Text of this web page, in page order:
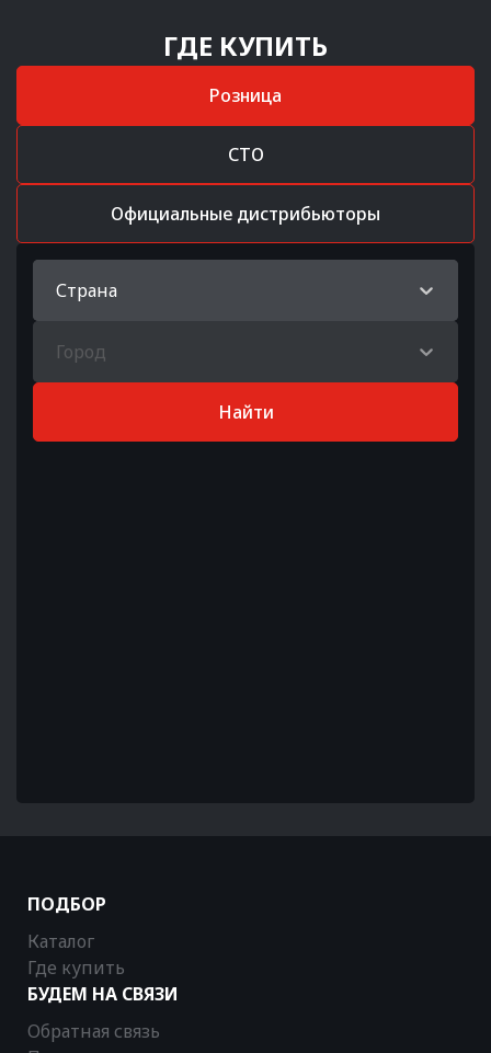
ГДЕ КУПИТЬ
Розница
СТО
Официальные дистрибьюторы
Страна
Город
Найти
ПОДБОР
Каталог
Где купить
БУДЕМ НА СВЯЗИ
Обратная связь